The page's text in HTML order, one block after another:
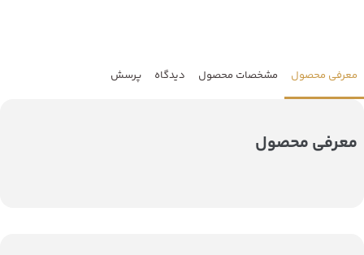
معرفی محصول مشخصات محصول دیدگاه پرسش
معرفی محصول